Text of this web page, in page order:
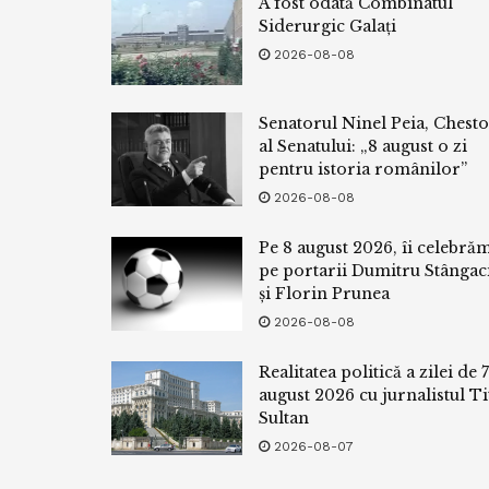
Siderurgic Galați
2026-08-08
Senatorul Ninel Peia,
al Senatului: „8 august o zi
pentru istoria românilor”
2026-08-08
Pe 8 august 2026, îi
pe portarii Dumitru
și Florin Prunea
2026-08-08
Realitatea politică a zilei de 7
august 2026 cu jurnalistul
Sultan
2026-08-07